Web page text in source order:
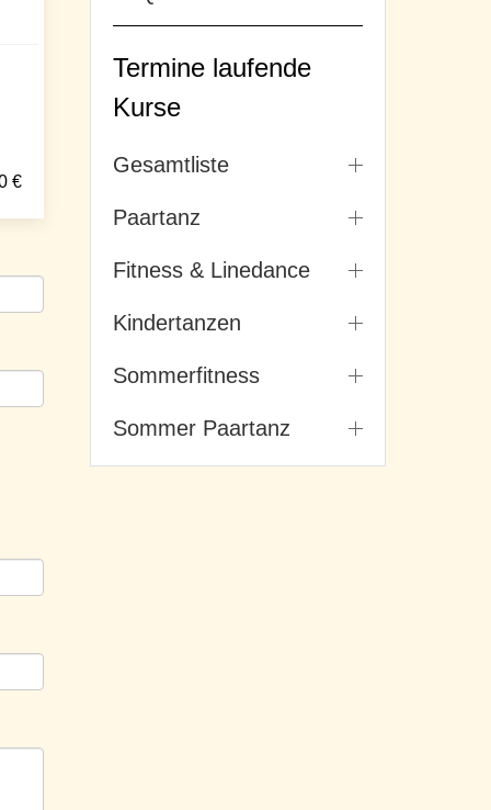
€
Termine laufende
Kurse
Gesamtliste
Paartanz
Fitness & Linedance
Kindertanzen
Sommerfitness
Sommer Paartanz